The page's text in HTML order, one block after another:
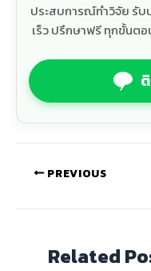
ประสบการณ์ทำวิจัย รั
เร็ว ปรึกษาฟรี ทุกขั้น
PREVIOUS
Related